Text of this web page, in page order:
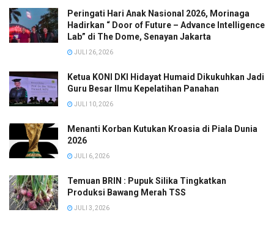
Peringati Hari Anak Nasional 2026, Morinaga
Hadirkan “ Door of Future – Advance Intelligence
Lab” di The Dome, Senayan Jakarta
JULI 26, 2026
Ketua KONI DKI Hidayat Humaid Dikukuhkan Jadi
Guru Besar Ilmu Kepelatihan Panahan
JULI 10, 2026
Menanti Korban Kutukan Kroasia di Piala Dunia
2026
JULI 6, 2026
Temuan BRIN : Pupuk Silika Tingkatkan
Produksi Bawang Merah TSS
JULI 3, 2026